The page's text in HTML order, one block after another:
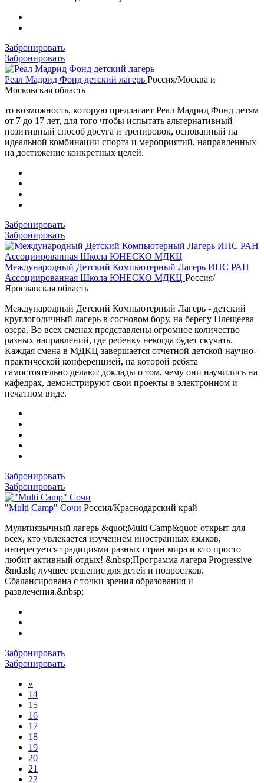
Забронировать
Забронировать
Реал Мадрид Фонд детский лагерь Россия/Москва и
Московская область
то возможность, которую предлагает Реал Мадрид Фонд детям
от 7 до 17 лет, для того чтобы испытать альтернативный
позитивный способ досуга и тренировок, основанный на
идеальной комбинации спорта и мероприятий, направленных
на достижение конкретных целей.
Забронировать
Забронировать
Международный Детский Компьютерный Лагерь ИПС РАН
Ассоциированная Школа ЮНЕСКО МДКЦ Россия/
Ярославская область
Международный Детский Компьютерный Лагерь - детский
круглогодичный лагерь в сосновом бору, на берегу Плещеева
озера. Во всех сменах представлены огромное количество
разных направлений, где ребенку некогда будет скучать.
Каждая смена в МДКЦ завершается отчетной детской научно-
практической конференцией, на которой ребята
самостоятельно делают доклады о том, чему они научились на
кафедрах, демонстрируют свои проекты в электронном и
печатном виде.
Забронировать
Забронировать
"Multi Camp" Сочи Россия/Краснодарский край
Мультиязычный лагерь &quot;Multi Camp&quot; открыт для
всех, кто увлекается изучением иностранных языков,
интересуется традициями разных стран мира и кто просто
любит активный отдых! &nbsp;Программа лагеря Progressive
&ndash; лучшее решение для детей и подростков.
Сбалансирована с точки зрения образования и
развлечения.&nbsp;
Забронировать
Забронировать
«
14
15
16
17
18
19
20
21
22